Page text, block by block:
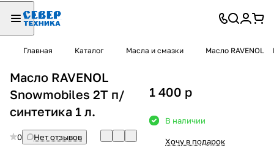
Главная Каталог Масла и смазки Масло RAVENOL
Масло RAVENOL
Snowmobiles 2T п/
синтетика 1 л.
0 Нет отзывов
1 400 p
В наличии
Хочу в подарок